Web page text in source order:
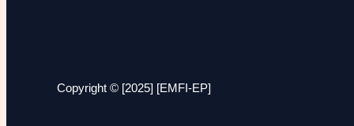
Copyright © [2025] [EMFI-EP]